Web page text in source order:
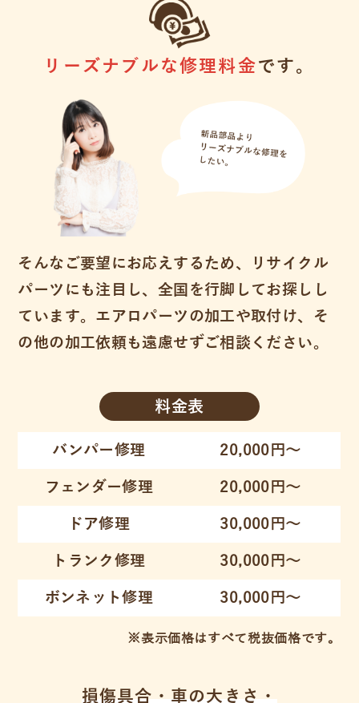
リーズナブルな修理料金です。
そんなご要望にお応えするため、リサイクル
パーツにも注目し、全国を行脚してお探しし
ています。エアロパーツの加工や取付け、そ
の他の加工依頼も遠慮せずご相談ください。
料金表
バンパー修理 20,000円～
フェンダー修理 20,000円～
ドア修理 30,000円～
トランク修理 30,000円～
ボンネット修理 30,000円～
※表示価格はすべて税抜価格です。
損傷具合・車の大きさ・